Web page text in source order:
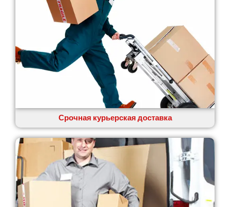
Срочная курьерская доставка